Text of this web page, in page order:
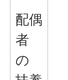
配偶
者
の